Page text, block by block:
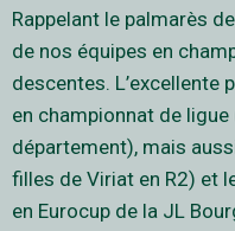
Rappelant le palmarès
de nos équipes en
descentes. L’excellente
en championnat de
département), mais
filles de Viriat en R2) et
en Eurocup de la JL